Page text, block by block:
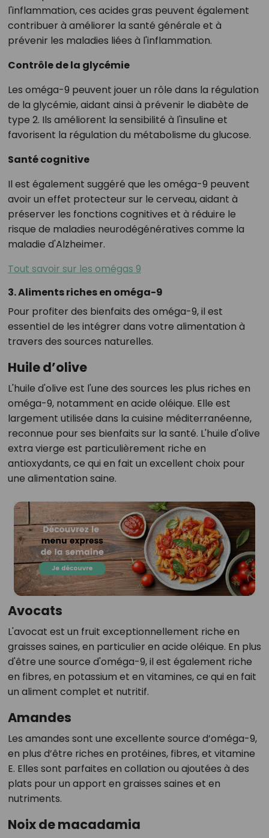
l'inflammation, ces acides gras peuvent également
contribuer à améliorer la santé générale et à
prévenir les maladies liées à l'inflammation.
Contrôle de la glycémie
Les oméga-9 peuvent jouer un rôle dans la régulation
de la glycémie, aidant ainsi à prévenir le diabète de
type 2. Ils améliorent la sensibilité à l'insuline et
favorisent la régulation du métabolisme du glucose.
Santé cognitive
Il est également suggéré que les oméga-9 peuvent
avoir un effet protecteur sur le cerveau, aidant à
préserver les fonctions cognitives et à réduire le
risque de maladies neurodégénératives comme la
maladie d'Alzheimer.
Tout savoir sur les omégas 9
3. Aliments riches en oméga-9
Pour profiter des bienfaits des oméga-9, il est
essentiel de les intégrer dans votre alimentation à
travers des sources naturelles.
Huile d’olive
L'huile d'olive est l'une des sources les plus riches en
oméga-9, notamment en acide oléique. Elle est
largement utilisée dans la cuisine méditerranéenne,
reconnue pour ses bienfaits sur la santé. L'huile d'olive
extra vierge est particulièrement riche en
antioxydants, ce qui en fait un excellent choix pour
une alimentation saine.
Avocats
L'avocat est un fruit exceptionnellement riche en
graisses saines, en particulier en acide oléique. En plus
d'être une source d'oméga-9, il est également riche
en fibres, en potassium et en vitamines, ce qui en fait
un aliment complet et nutritif.
Amandes
Les amandes sont une excellente source d’oméga-9,
en plus d’être riches en protéines, fibres, et vitamine
E. Elles sont parfaites en collation ou ajoutées à des
plats pour un apport en graisses saines et en
nutriments.
Noix de macadamia